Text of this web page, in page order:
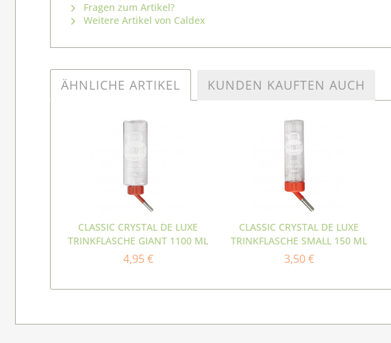
Fragen zum Artikel?
Weitere Artikel von Caldex
ÄHNLICHE ARTIKEL KUNDEN KAUFTEN AUCH
CLASSIC CRYSTAL DE LUXE
TRINKFLASCHE GIANT 1100 ML
4,95 €
CLASSIC CRYSTAL DE LUXE
TRINKFLASCHE SMALL 150 ML
3,50 €